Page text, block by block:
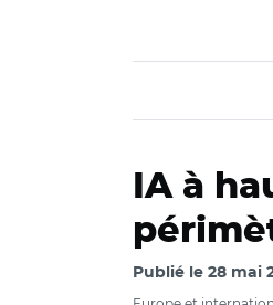
IA à
Publié le 28 mai